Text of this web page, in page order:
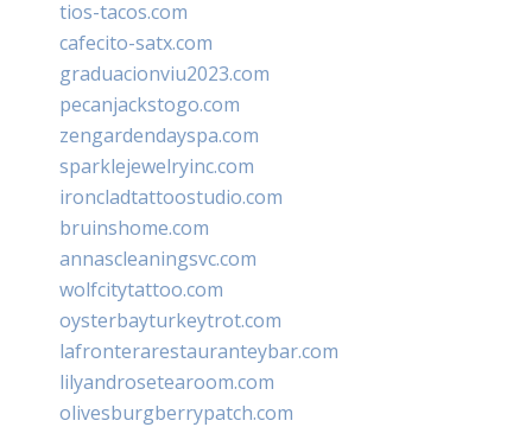
tios-tacos.com
cafecito-satx.com
graduacionviu2023.com
pecanjackstogo.com
zengardendayspa.com
sparklejewelryinc.com
ironcladtattoostudio.com
bruinshome.com
annascleaningsvc.com
wolfcitytattoo.com
oysterbayturkeytrot.com
lafronterarestauranteybar.com
lilyandrosetearoom.com
olivesburgberrypatch.com